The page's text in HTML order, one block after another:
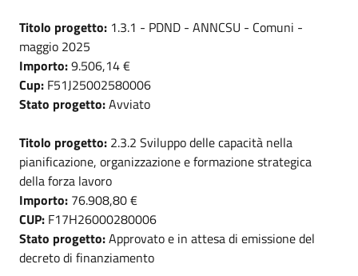
Titolo progetto: 1.3.1 - PDND - ANNCSU - Comuni -
maggio 2025
Importo:9.506,14 €
Cup: F51J25002580006
Stato progetto:Avviato
Titolo progetto: 2.3.2 Sviluppo delle capacità nella
pianificazione, organizzazione e formazione strategica
della forza lavoro
Importo: 76.908,80 €
CUP: F17H26000280006
Stato progetto:Approvato e in attesa di emissione del
decreto di finanziamento